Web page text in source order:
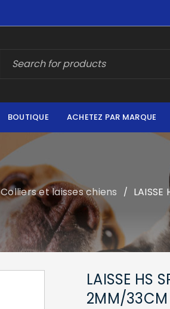
BOUTIQUE ACHETEZ PAR MARQUE
Colliers et laisses chiens / LAISSE
LAISSE HS
2MM/33CM